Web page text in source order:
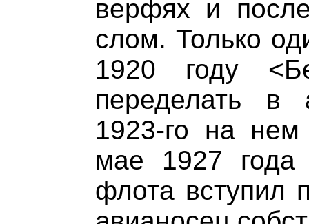
верфях и
слом. Только
1920 году
переделать в
1923-го на
мае 1927 года
флота вступил